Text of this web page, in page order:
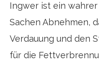
Ingwer ist ein
Sachen Abnehmen,
Verdauung und den
für die